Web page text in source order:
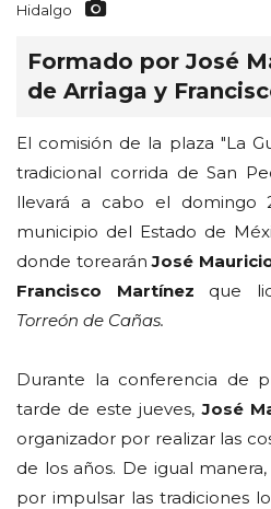
Hidalgo
Formado por José
de Arriaga y
El comisión de la plaza "La
tradicional corrida de San
llevará a cabo el domingo
municipio del Estado de
donde torearánJosé
Francisco Martínez que
Torreón de Cañas.
Durante la conferencia de
tarde de este jueves,José
organizador por realizar las
de los años. De igual
por impulsar las tradiciones